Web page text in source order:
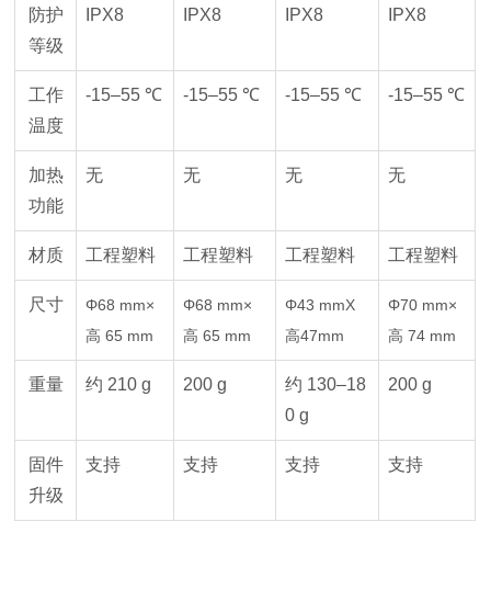
防护
等级
IPX8 IPX8 IPX8 IPX8
工作
温度
-15–55 ℃ -15–55 ℃ -15–55 ℃ -15–55 ℃
加热
功能
无 无 无 无
材质 工程塑料 工程塑料 工程塑料 工程塑料
尺寸
Φ68 mm×
高 65 mm
Φ68 mm×
高 65 mm
Φ43 mmX
高47mm
Φ70 mm×
高 74 mm
重量 约 210 g 200 g
约 130–18
0 g
200 g
固件
升级
支持 支持 支持 支持